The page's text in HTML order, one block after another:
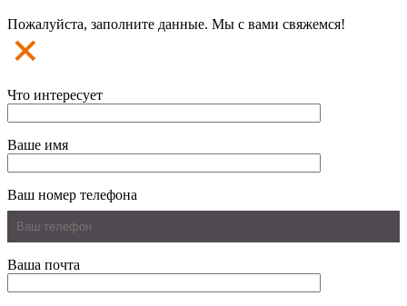
Пожалуйста, заполните данные. Мы с вами свяжемся!
Что интересует
Ваше имя
Ваш номер телефона
Ваша почта